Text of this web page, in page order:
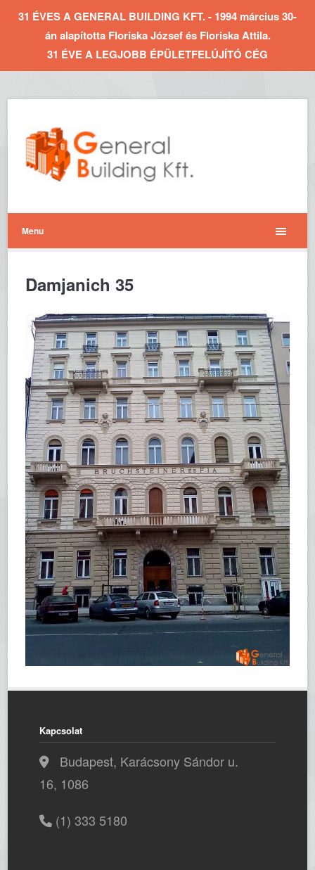
31 ÉVES A GENERAL BUILDING KFT. - 1994 március 30-
án alapította Floriska József és Floriska Attila.
31 ÉVE A LEGJOBB ÉPÜLETFELÚJÍTÓ CÉG
Menu
Damjanich 35
Kapcsolat
Budapest, Karácsony Sándor u.
16, 1086
(1) 333 5180